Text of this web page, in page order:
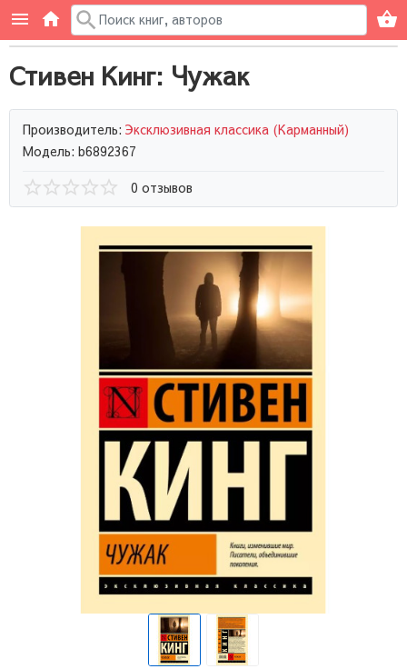
Стивен Кинг: Чужак
Производитель: Эксклюзивная классика (Карманный)
Модель: b6892367
0 отзывов